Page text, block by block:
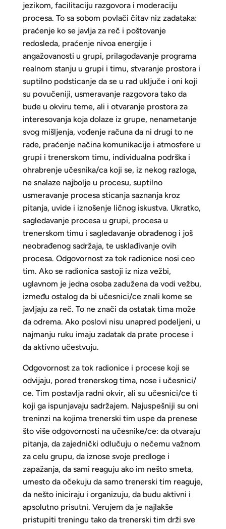
jezikom, facilitaciju razgovora i moderaciju
procesa. To sa sobom povlači čitav niz zadataka:
praćenje ko se javlja za reč i poštovanje
redosleda, praćenje nivoa energije i
angažovanosti u grupi, prilagođavanje programa
realnom stanju u grupi i timu, stvaranje prostora i
suptilno podsticanje da se u rad uključe i oni koji
su povučeniji, usmeravanje razgovora tako da
bude u okviru teme, ali i otvaranje prostora za
interesovanja koja dolaze iz grupe, nenametanje
svog mišljenja, vođenje računa da ni drugi to ne
rade, praćenje načina komunikacije i atmosfere u
grupi i trenerskom timu, individualna podrška i
ohrabrenje učesnika/ca koji se, iz nekog razloga,
ne snalaze najbolje u procesu, suptilno
usmeravanje procesa sticanja saznanja kroz
pitanja, uvide i iznošenje ličnog iskustva. Ukratko,
sagledavanje procesa u grupi, procesa u
trenerskom timu i sagledavanje obrađenog i još
neobrađenog sadržaja, te usklađivanje ovih
procesa. Odgovornost za tok radionice nosi ceo
tim. Ako se radionica sastoji iz niza vežbi,
uglavnom je jedna osoba zadužena da vodi vežbu,
između ostalog da bi učesnici/ce znali kome se
javljaju za reč. To ne znači da ostatak tima može
da odrema. Ako poslovi nisu unapred podeljeni, u
najmanju ruku imaju zadatak da prate procese i
da aktivno učestvuju.
Odgovornost za tok radionice i procese koji se
odvijaju, pored trenerskog tima, nose i učesnici/
ce. Tim postavlja radni okvir, ali su učesnici/ce ti
koji ga ispunjavaju sadržajem. Najuspešniji su oni
treninzi na kojima trenerski tim uspe da prenese
što više odgovornosti na učesnike/ce: da otvaraju
pitanja, da zajednički odlučuju o nečemu važnom
za celu grupu, da iznose svoje predloge i
zapažanja, da sami reaguju ako im nešto smeta,
umesto da očekuju da samo trenerski tim reaguje,
da nešto iniciraju i organizuju, da budu aktivni i
apsolutno prisutni. Verujem da je najlakše
pristupiti treningu tako da trenerski tim drži sve